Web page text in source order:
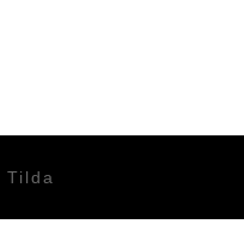
Tilda